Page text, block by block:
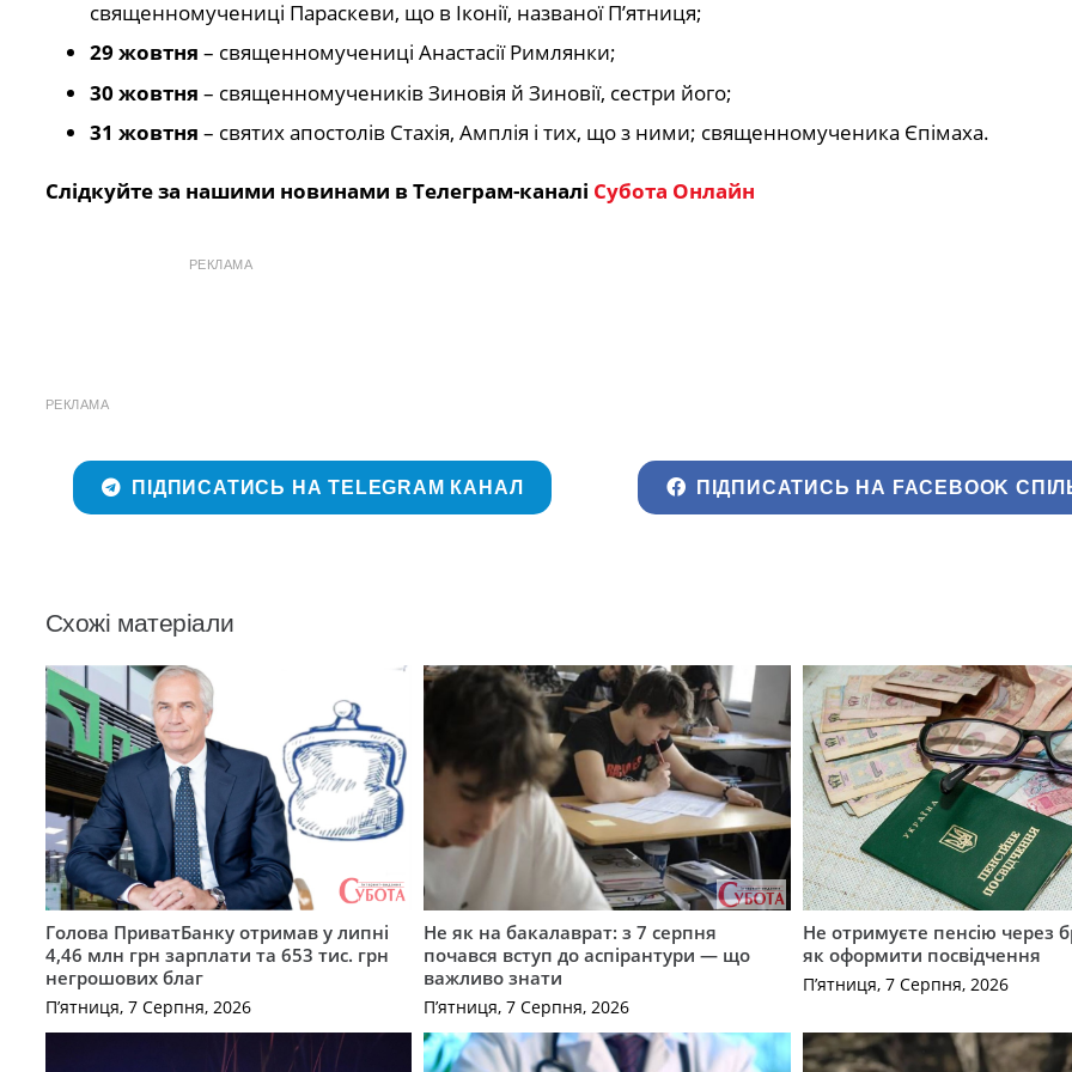
священномучениці Параскеви, що в Іконії, названої П’ятниця;
29 жовтня – священномучениці Анастасії Римлянки;
30 жовтня – священномучеників Зиновія й Зиновії, сестри його;
31 жовтня – святих апостолів Стахія, Амплія і тих, що з ними; священномученика Єпімаха.
Слідкуйте за нашими новинами в Телеграм-каналі Субота Онлайн
РЕКЛАМА
РЕКЛАМА
ПІДПИСАТИСЬ НА TELEGRAM КАНАЛ ПІДПИСАТИСЬ НА FACEBOOK
Схожі матеріали
Голова ПриватБанку отримав у липні
4,46 млн грн зарплати та 653 тис. грн
негрошових благ
П’ятниця, 7 Серпня, 2026
Не як на бакалаврат: з 7 серпня
почався вступ до аспірантури — що
важливо знати
П’ятниця, 7 Серпня, 2026
Не отримуєте пенсію через
як оформити посвідчення
П’ятниця, 7 Серпня, 2026